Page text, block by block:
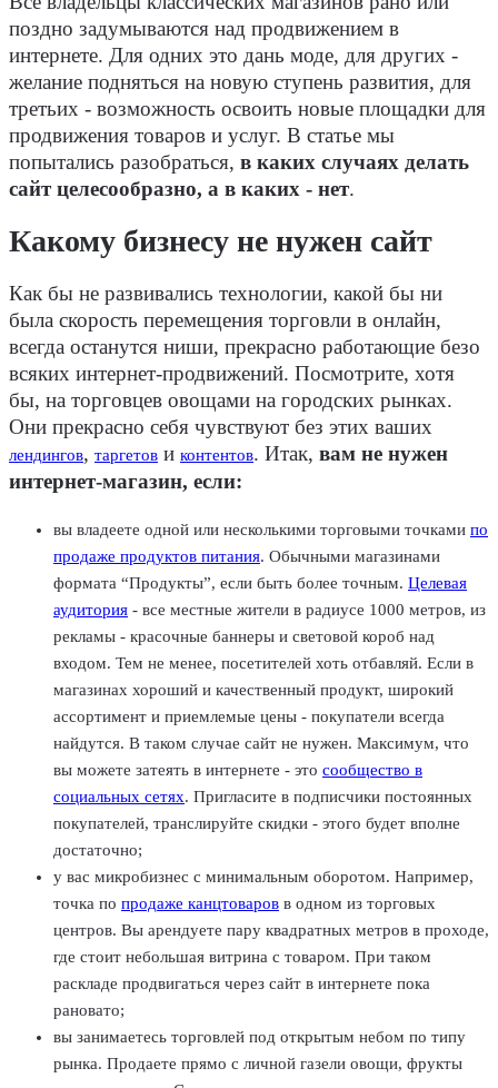
поздно задумываются над продвижением в
интернете. Для одних это дань моде, для других -
желание подняться на новую ступень развития, для
третьих - возможность освоить новые площадки для
продвижения товаров и услуг. В статье мы
попытались разобраться, в каких случаях делать
сайт целесообразно, а в каких - нет.
Какому бизнесу не нужен сайт
Как бы не развивались технологии, какой бы ни
была скорость перемещения торговли в онлайн,
всегда останутся ниши, прекрасно работающие безо
всяких интернет-продвижений. Посмотрите, хотя
бы, на торговцев овощами на городских рынках.
Они прекрасно себя чувствуют без этих ваших
лендингов, таргетов и контентов. Итак, вам не нужен
интернет-магазин, если:
вы владеете одной или несколькими торговыми точками по
продаже продуктов питания. Обычными магазинами
формата “Продукты”, если быть более точным. Целевая
аудитория - все местные жители в радиусе 1000 метров, из
рекламы - красочные баннеры и световой короб над
входом. Тем не менее, посетителей хоть отбавляй. Если в
магазинах хороший и качественный продукт, широкий
ассортимент и приемлемые цены - покупатели всегда
найдутся. В таком случае сайт не нужен. Максимум, что
вы можете затеять в интернете - это сообщество в
социальных сетях. Пригласите в подписчики постоянных
покупателей, транслируйте скидки - этого будет вполне
достаточно;
у вас микробизнес с минимальным оборотом. Например,
точка по продаже канцтоваров в одном из торговых
центров. Вы арендуете пару квадратных метров в проходе,
где стоит небольшая витрина с товаром. При таком
раскладе продвигаться через сайт в интернете пока
рановато;
вы занимаетесь торговлей под открытым небом по типу
рынка. Продаете прямо с личной газели овощи, фрукты